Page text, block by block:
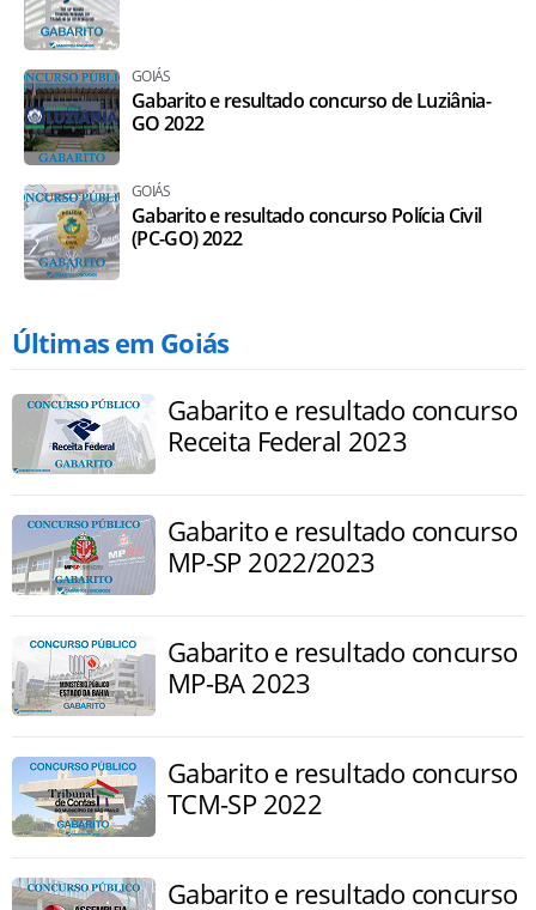
GOIÁS
Gabarito e resultado concurso de Luziânia-
GO 2022
GOIÁS
Gabarito e resultado concurso Polícia Civil
(PC-GO) 2022
Últimas em Goiás
Gabarito e resultado concurso
Receita Federal 2023
Gabarito e resultado concurso
MP-SP 2022/2023
Gabarito e resultado concurso
MP-BA 2023
Gabarito e resultado concurso
TCM-SP 2022
Gabarito e resultado concurso